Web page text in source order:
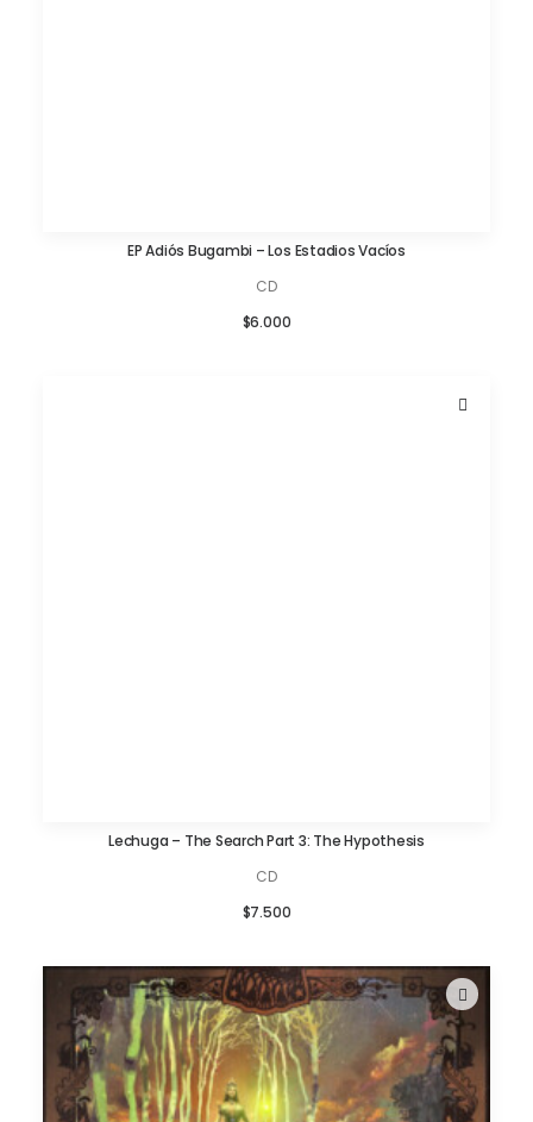
AÑADIR AL CARRITO
EP Adiós Bugambi – Los Estadios Vacíos
CD
$6.000
AÑADIR AL CARRITO
Lechuga – The Search Part 3: The Hypothesis
CD
$7.500